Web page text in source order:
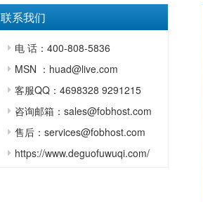
联系我们
电 话：400-808-5836
MSN ：huad@live.com
客服QQ：4698328 9291215
咨询邮箱：sales@fobhost.com
售后：services@fobhost.com
https://www.deguofuwuqi.com/